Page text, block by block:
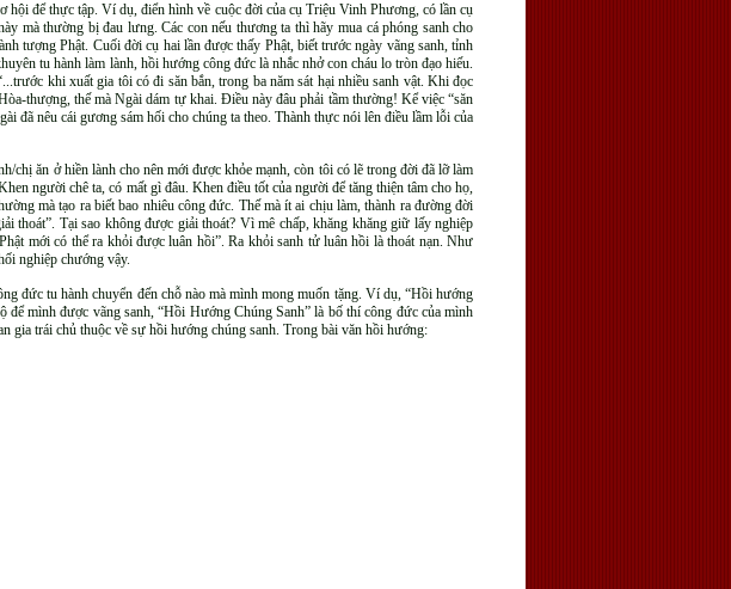
để thực tập. Ví dụ, điển hình về cuộc đời của cụ Triệu Vinh Phương, có lần cụ
mà thường bị đau lưng. Các con nếu thương ta thì hãy mua cá phóng sanh cho
tượng Phật. Cuối đời cụ hai lần được thấy Phật, biết trước ngày vãng sanh, tỉnh
tu hành làm lành, hồi hướng công đức là nhắc nhở con cháu lo tròn đạo hiếu.
khi xuất gia tôi có đi săn bắn, trong ba năm sát hại nhiều sanh vật. Khi đọc
thượng, thế mà Ngài dám tự khai. Điều này đâu phải tầm thường! Kể việc “săn
đã nêu cái gương sám hối cho chúng ta theo. Thành thực nói lên điều lầm lỗi của
chị ăn ở hiền lành cho nên mới được khỏe mạnh, còn tôi có lẽ trong đời đã lỡ làm
người chê ta, có mất gì đâu. Khen điều tốt của người để tăng thiện tâm cho họ,
mà tạo ra biết bao nhiêu công đức. Thế mà ít ai chịu làm, thành ra đường đời
Tại sao không được giải thoát? Vì mê chấp, khăng khăng giữ lấy nghiệp
mới có thể ra khỏi được luân hồi”. Ra khỏi sanh tử luân hồi là thoát nạn. Như
nghiệp chướng vậy.
đức tu hành chuyển đến chỗ nào mà mình mong muốn tặng. Ví dụ, “Hồi hướng
mình được vãng sanh, “Hồi Hướng Chúng Sanh” là bố thí công đức của mình
gia trái chủ thuộc về sự hồi hướng chúng sanh. Trong bài văn hồi hướng: